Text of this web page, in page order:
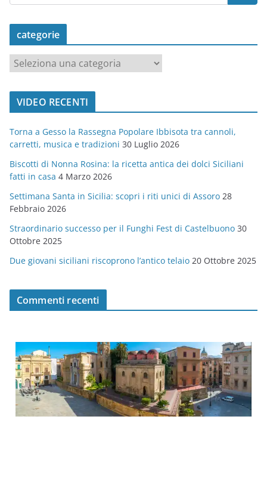
categorie
a
t
o
r
i
e
VIDEO RECENTI
Torna a Gesso la Rassegna Popolare Ibbisota tra cannoli,
carretti, musica e tradizioni 30 Luglio 2026
Biscotti di Nonna Rosina: la ricetta antica dei dolci Siciliani
fatti in casa 4 Marzo 2026
Settimana Santa in Sicilia: scopri i riti unici di Assoro 28
Febbraio 2026
Straordinario successo per il Funghi Fest di Castelbuono 30
Ottobre 2025
Due giovani siciliani riscoprono l’antico telaio 20 Ottobre 2025
Commenti recenti